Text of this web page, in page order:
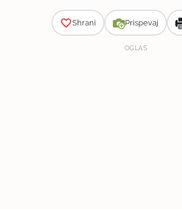
Shrani Prispevaj
OGLAS